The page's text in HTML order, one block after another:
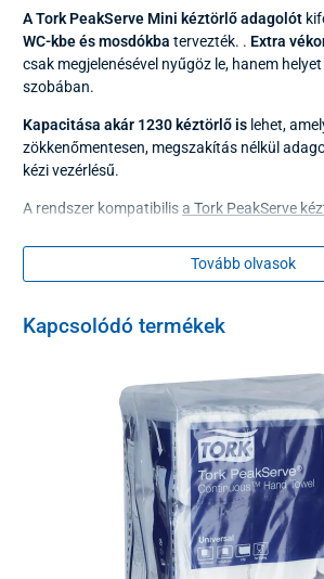
A Tork PeakServe Mini kéztörlő adagolót
WC-kbe és mosdókba tervezték. . Extra
csak megjelenésével nyűgöz le, hanem
szobában.
Kapacitása akár 1230 kéztörlő is lehet,
zökkenőmentesen, megszakítás nélkül
kézi vezérlésű.
A rendszer kompatibilis a Tork PeakServe
higiéniai szintet.
Rendszer
Méretek (Ma x Sz x Mé) 49,1 x
2740 g
fehér
Tovább olvasok
Kapcsolódó termékek